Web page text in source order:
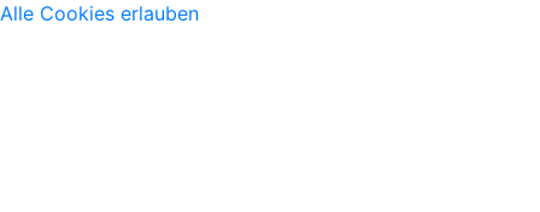
Alle Cookies erlauben